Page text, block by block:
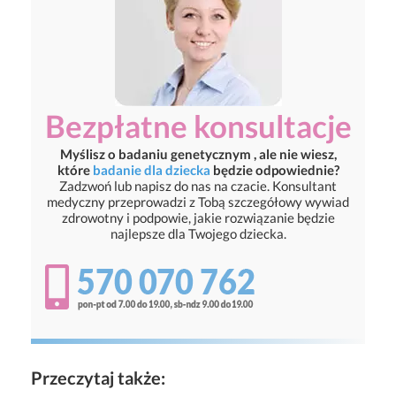
Bezpłatne konsultacje
Myślisz o badaniu genetycznym , ale nie wiesz,
które badanie dla dziecka będzie odpowiednie?
Zadzwoń lub napisz do nas na czacie. Konsultant
medyczny przeprowadzi z Tobą szczegółowy wywiad
zdrowotny i podpowie, jakie rozwiązanie będzie
najlepsze dla Twojego dziecka.
Przeczytaj także: